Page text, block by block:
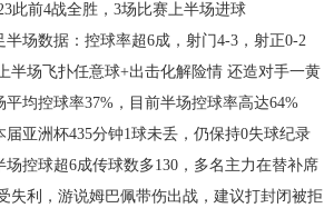
此前4战全胜，3场比赛上半场进球
半场数据：控球率超6成，射门4-3，射正0-2
半场飞扑任意球+出击化解险情 还造对手一黄
平均控球率37%，目前半场控球率高达64%
届亚洲杯435分钟1球未丢，仍保持0失球纪录
场控球超6成传球数多130，多名主力在替补席
失利，游说姆巴佩带伤出战，建议打封闭被拒